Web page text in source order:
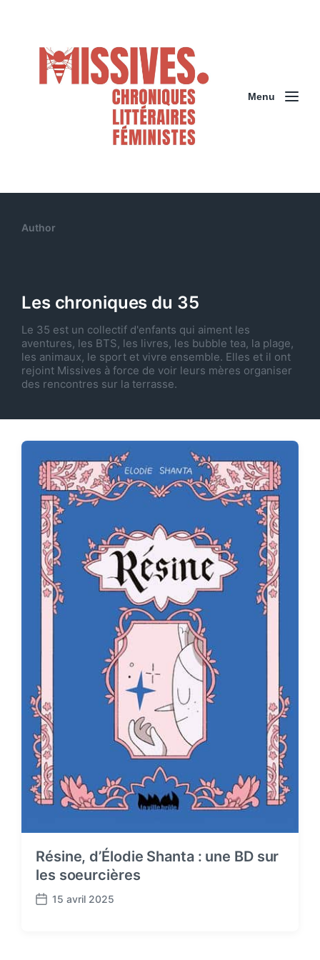
Menu
Author
Les chroniques du 35
Le 35 est un collectif d'enfants qui aiment les
aventures, les BTS, les livres, les bubble tea, la plage,
les animaux, le sport et vivre ensemble. Elles et il ont
rejoint Missives à force de voir leurs mères organiser
des rencontres sur la terrasse.
Résine, d’Élodie Shanta : une BD sur
les soeurcières
P
15 avril 2025